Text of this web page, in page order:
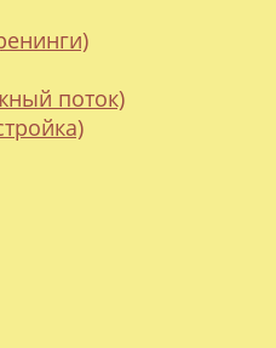
поток)